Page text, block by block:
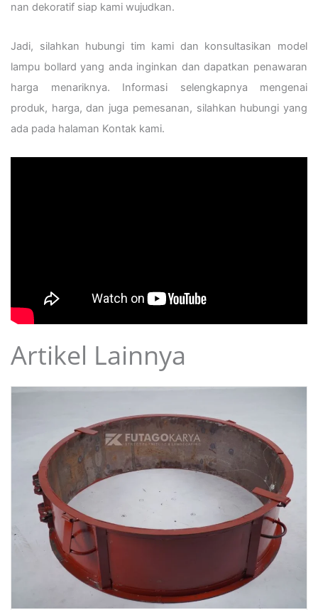
nan dekoratif siap kami wujudkan.
Jadi, silahkan hubungi tim kami dan konsultasikan model
lampu bollard yang anda inginkan dan dapatkan penawaran
harga menariknya. Informasi selengkapnya mengenai
produk, harga, dan juga pemesanan, silahkan hubungi yang
ada pada halaman Kontak kami.
Artikel Lainnya